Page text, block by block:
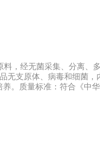
，经无菌采集、分离、
无支原体、病毒和细菌，
。质量标准：符合《中
-20℃→2-8℃→ 室温），可